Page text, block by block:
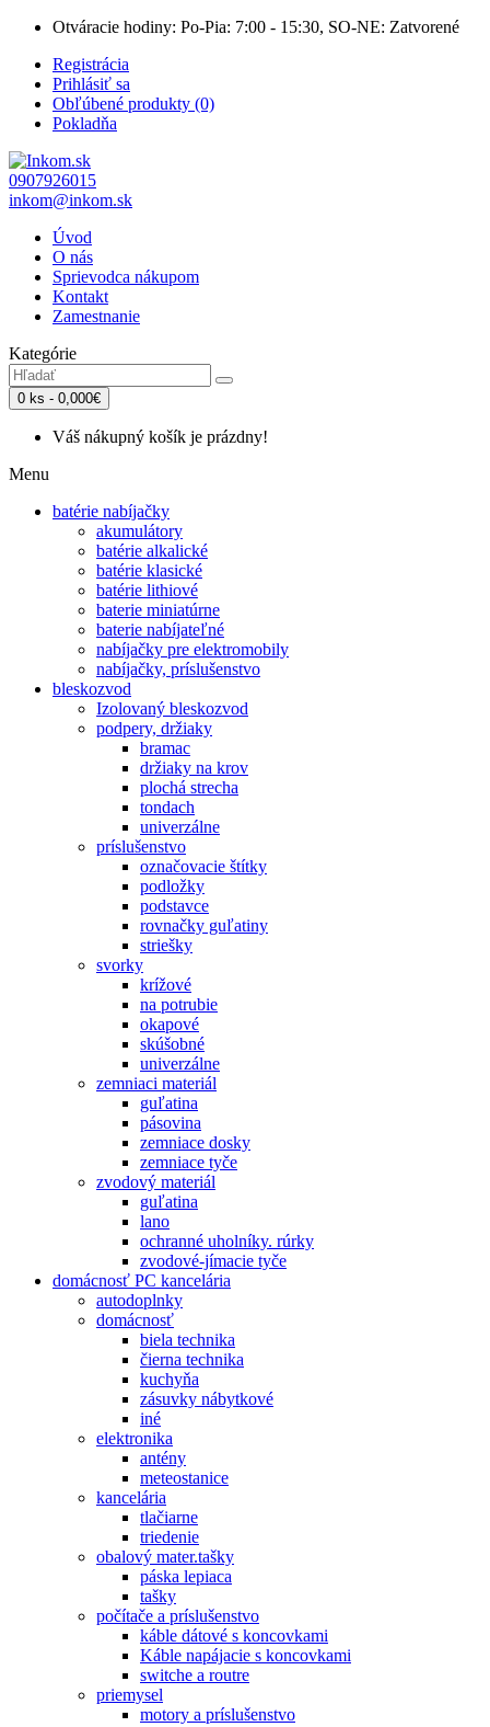
Otváracie hodiny: Po-Pia: 7:00 - 15:30, SO-NE: Zatvorené
Registrácia
Prihlásiť sa
Obľúbené produkty (0)
Pokladňa
0907926015
inkom@inkom.sk
Úvod
O nás
Sprievodca nákupom
Kontakt
Zamestnanie
Kategórie
0 ks - 0,000€
Váš nákupný košík je prázdny!
Menu
batérie nabíjačky
akumulátory
batérie alkalické
batérie klasické
batérie lithiové
baterie miniatúrne
baterie nabíjateľné
nabíjačky pre elektromobily
nabíjačky, príslušenstvo
bleskozvod
Izolovaný bleskozvod
podpery, držiaky
bramac
držiaky na krov
plochá strecha
tondach
univerzálne
príslušenstvo
označovacie štítky
podložky
podstavce
rovnačky guľatiny
striešky
svorky
krížové
na potrubie
okapové
skúšobné
univerzálne
zemniaci materiál
guľatina
pásovina
zemniace dosky
zemniace tyče
zvodový materiál
guľatina
lano
ochranné uholníky. rúrky
zvodové-jímacie tyče
domácnosť PC kancelária
autodoplnky
domácnosť
biela technika
čierna technika
kuchyňa
zásuvky nábytkové
iné
elektronika
antény
meteostanice
kancelária
tlačiarne
triedenie
obalový mater.tašky
páska lepiaca
tašky
počítače a príslušenstvo
káble dátové s koncovkami
Káble napájacie s koncovkami
switche a routre
priemysel
motory a príslušenstvo